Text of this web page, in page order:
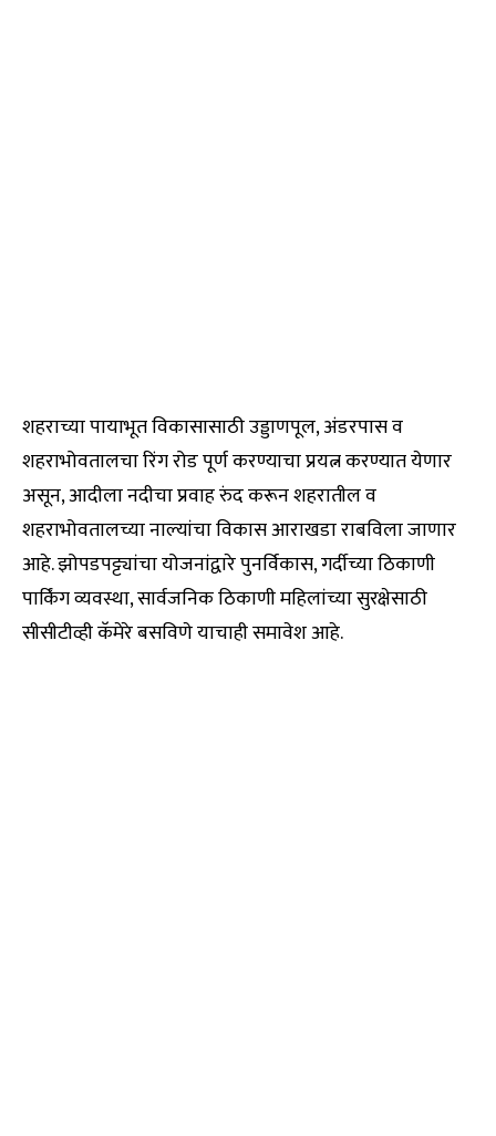
शहराच्या पायाभूत विकासासाठी उड्डाणपूल, अंडरपास व
शहराभोवतालचा रिंग रोड पूर्ण करण्याचा प्रयत्न करण्यात येणार
असून, आदीला नदीचा प्रवाह रुंद करून शहरातील व
शहराभोवतालच्या नाल्यांचा विकास आराखडा राबविला जाणार
आहे. झोपडपट्ट्यांचा योजनांद्वारे पुनर्विकास, गर्दीच्या ठिकाणी
पार्किंग व्यवस्था, सार्वजनिक ठिकाणी महिलांच्या सुरक्षेसाठी
सीसीटीव्ही कॅमेरे बसविणे याचाही समावेश आहे.